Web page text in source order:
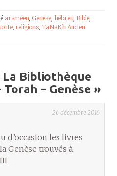
araméen Genèse hébreu Bible
religions TaNaKh Ancien
La Bibliothèque
– Genèse »
26 décembre 2016
d’occasion les livres
Genèse trouvés à